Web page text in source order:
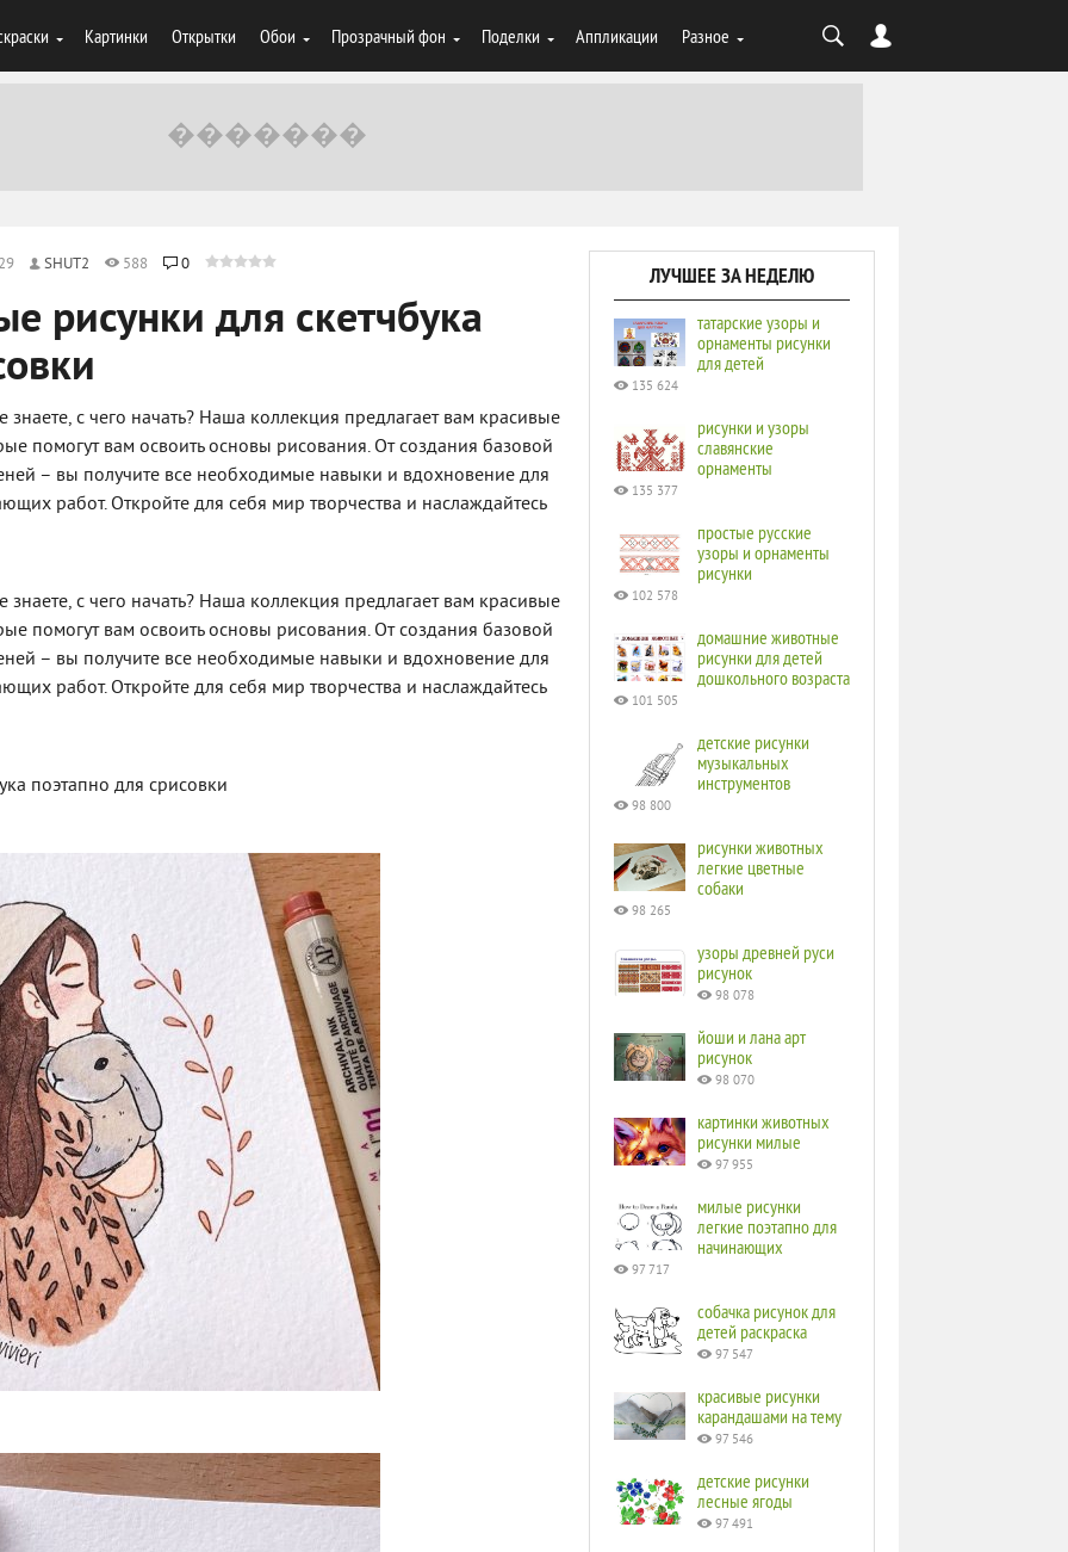
Картинки Открытки Обои Прозрачный фон Поделки Аппликации Разное
SHUT2 588 0
рисунки для скетчбука
знаете, с чего начать? Наша коллекция предлагает вам красивые
помогут вам освоить основы рисования. От создания базовой
– вы получите все необходимые навыки и вдохновение для
работ. Откройте для себя мир творчества и наслаждайтесь
знаете, с чего начать? Наша коллекция предлагает вам красивые
помогут вам освоить основы рисования. От создания базовой
– вы получите все необходимые навыки и вдохновение для
работ. Откройте для себя мир творчества и наслаждайтесь
поэтапно для срисовки
ЛУЧШЕЕ ЗА НЕДЕЛЮ
татарские узоры и
орнаменты рисунки
для детей
135 624
рисунки и узоры
славянские
орнаменты
135 377
простые русские
узоры и орнаменты
рисунки
102 578
домашние животные
рисунки для детей
дошкольного возраста
101 505
детские рисунки
музыкальных
инструментов
98 800
рисунки животных
легкие цветные
собаки
98 265
узоры древней руси
рисунок
98 078
йоши и лана арт
рисунок
98 070
картинки животных
рисунки милые
97 955
милые рисунки
легкие поэтапно для
начинающих
97 717
собачка рисунок для
детей раскраска
97 547
красивые рисунки
карандашами на тему
97 546
детские рисунки
лесные ягоды
97 491